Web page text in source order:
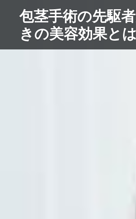
包茎手術の先駆
きの美容効果と